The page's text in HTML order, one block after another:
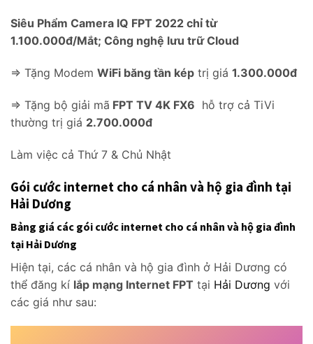
Siêu Phẩm Camera IQ FPT 2022 chỉ từ
1.100.000đ/Mắt; Công nghệ lưu trữ Cloud
=> Tặng Modem WiFi băng tần kép trị giá 1.300.000đ
=> Tặng bộ giải mã FPT TV 4K FX6 hỗ trợ cả TiVi
thường trị giá 2.700.000đ
Làm việc cả Thứ 7 & Chủ Nhật
Gói cước internet cho cá nhân và hộ gia đình tại
Hải Dương
Bảng giá các gói cước internet cho cá nhân và hộ gia đình
tại Hải Dương
Hiện tại, các cá nhân và hộ gia đình ở Hải Dương có
thể đăng kí lắp mạng Internet FPT tại Hải Dương với
các giá như sau: